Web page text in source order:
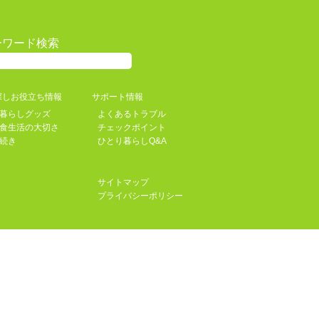
ード検索
お役立ち情報
らしグッズ
生活の大切さ
き
サポート情報
よくあるトラブル
チェックポイント
ひとり暮らしQ&A
サイトマップ
プライバシーポリシー